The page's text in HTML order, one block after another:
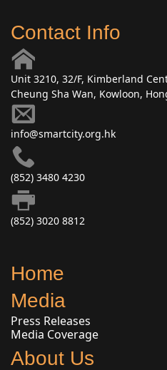
Contact Info
Unit 3210, 32/F, Kimberland
Cheung Sha Wan, Kowloon,
info@smartcity.org.hk
(852) 3480 4230
(852) 3020 8812
Home
Media
Press Releases
Media Coverage
About Us